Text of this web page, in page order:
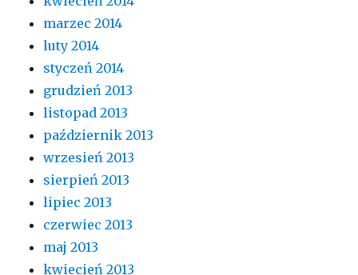
marzec 2014
luty 2014
styczeń 2014
grudzień 2013
listopad 2013
październik 2013
wrzesień 2013
sierpień 2013
lipiec 2013
czerwiec 2013
maj 2013
kwiecień 2013